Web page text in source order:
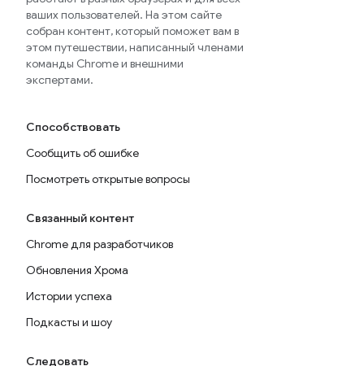
ваших пользователей. На этом сайте
собран контент, который поможет вам в
этом путешествии, написанный членами
команды Chrome и внешними
экспертами.
Способствовать
Сообщить об ошибке
Посмотреть открытые вопросы
Связанный контент
Chrome для разработчиков
Обновления Хрома
Истории успеха
Подкасты и шоу
Следовать